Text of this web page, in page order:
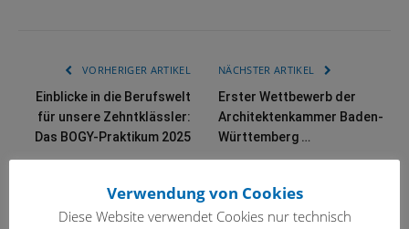
VORHERIGER ARTIKEL
Einblicke in die Berufswelt
für unsere Zehntklässler:
Das BOGY-Praktikum 2025
NÄCHSTER ARTIKEL
Erster Wettbewerb der
Architektenkammer Baden-
Württemberg …
Verwendung von Cookies
Diese Website verwendet Cookies nur technisch